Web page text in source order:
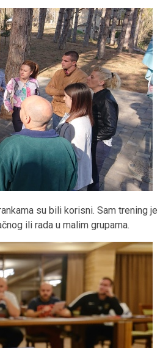
su bili korisni. Sam trening
ili rada u malim grupama.